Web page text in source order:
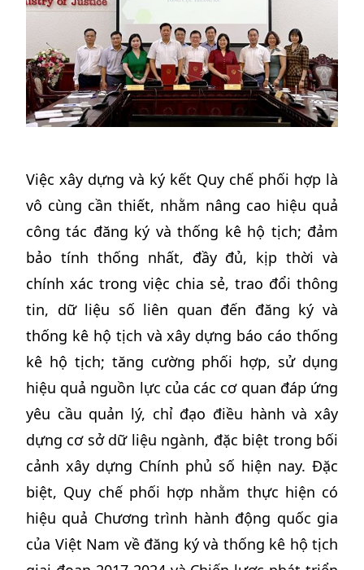
Việc xây dựng và ký kết Quy chế phối hợp là
vô cùng cần thiết, nhằm nâng cao hiệu quả
công tác đăng ký và thống kê hộ tịch; đảm
bảo tính thống nhất, đầy đủ, kịp thời và
chính xác trong việc chia sẻ, trao đổi thông
tin, dữ liệu số liên quan đến đăng ký và
thống kê hộ tịch và xây dựng báo cáo thống
kê hộ tịch; tăng cường phối hợp, sử dụng
hiệu quả nguồn lực của các cơ quan đáp ứng
yêu cầu quản lý, chỉ đạo điều hành và xây
dựng cơ sở dữ liệu ngành, đặc biệt trong bối
cảnh xây dựng Chính phủ số hiện nay. Đặc
biệt, Quy chế phối hợp nhằm thực hiện có
hiệu quả Chương trình hành động quốc gia
của Việt Nam về đăng ký và thống kê hộ tịch